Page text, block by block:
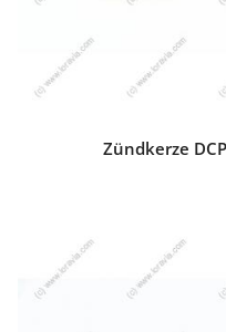
Zündkerze